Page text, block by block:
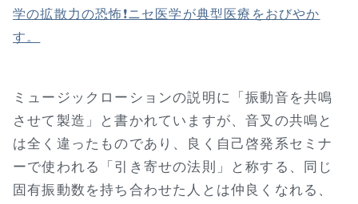
学の拡散力の恐怖❗ニセ医学が典型医療をおびやか
す。
ミュージックローションの説明に「振動音を共鳴
させて製造」と書かれていますが、音叉の共鳴と
は全く違ったものであり、良く自己啓発系セミナ
ーで使われる「引き寄せの法則」と称する、同じ
固有振動数を持ち合わせた人とは仲良くなれる、